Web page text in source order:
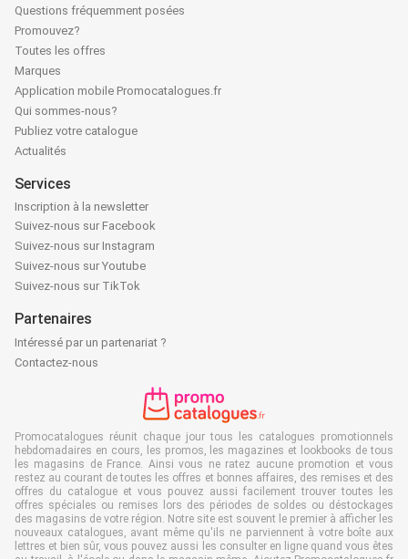
Questions fréquemment posées
Promouvez?
Toutes les offres
Marques
Application mobile Promocatalogues.fr
Qui sommes-nous?
Publiez votre catalogue
Actualités
Services
Inscription à la newsletter
Suivez-nous sur Facebook
Suivez-nous sur Instagram
Suivez-nous sur Youtube
Suivez-nous sur TikTok
Partenaires
Intéressé par un partenariat ?
Contactez-nous
Promocatalogues réunit chaque jour tous les catalogues promotionnels
hebdomadaires en cours, les promos, les magazines et lookbooks de tous
les magasins de France. Ainsi vous ne ratez aucune promotion et vous
restez au courant de toutes les offres et bonnes affaires, des remises et des
offres du catalogue et vous pouvez aussi facilement trouver toutes les
offres spéciales ou remises lors des périodes de soldes ou déstockages
des magasins de votre région. Notre site est souvent le premier à afficher les
nouveaux catalogues, avant même qu'ils ne parviennent à votre boîte aux
lettres et bien sûr, vous pouvez aussi les consulter en ligne quand vous êtes